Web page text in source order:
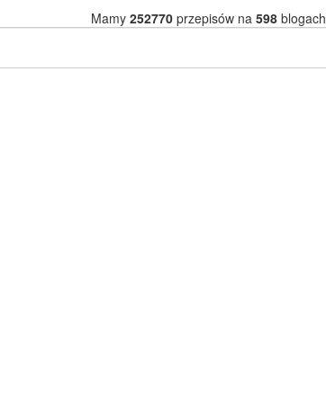
Mamy 252770przepisów na 598